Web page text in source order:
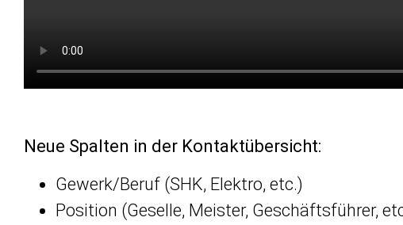
Neue Spalten in der Kontaktübersicht:
Gewerk/Beruf (SHK, Elektro, etc.)
Position (Geselle, Meister, Geschäftsführer,